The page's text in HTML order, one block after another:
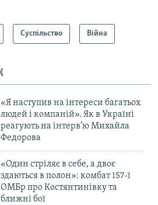
Суспільство Війна
«Я наступив на інтереси багатьох
людей і компаній». Як в Україні
реагують на інтерв’ю Михайла
Федорова
«Один стріляє в себе, а двоє
здаються в полон»: комбат 157-ї
ОМБр про Костянтинівку та
ближні бої